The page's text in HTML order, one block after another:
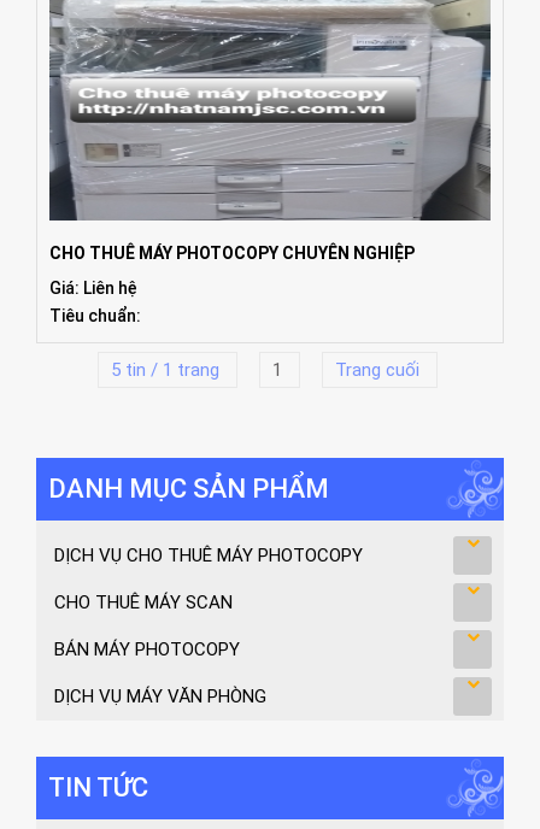
CHO THUÊ MÁY PHOTOCOPY CHUYÊN NGHIỆP
Giá: Liên hệ
Tiêu chuẩn:
5 tin / 1 trang 1 Trang cuối
DANH MỤC SẢN PHẨM
DỊCH VỤ CHO THUÊ MÁY PHOTOCOPY
CHO THUÊ MÁY SCAN
BÁN MÁY PHOTOCOPY
DỊCH VỤ MÁY VĂN PHÒNG
TIN TỨC